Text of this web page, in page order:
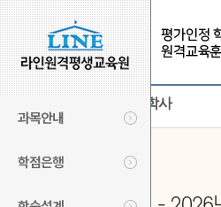
과목안내
학점은행
경영학사